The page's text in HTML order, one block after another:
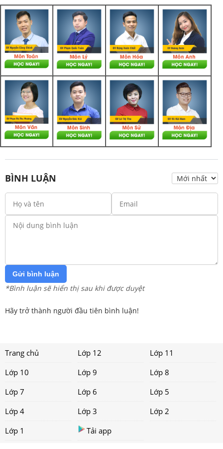
BÌNH LUẬN
Gửi bình luận
*Bình luận sẽ hiển thị sau khi được duyệt
Hãy trở thành người đầu tiên bình luận!
Trang chủ Lớp 12
Lớp 11
Lớp 10
Lớp 9
Lớp 8
Lớp 7
Lớp 6
Lớp 5
Lớp 4
Lớp 3
Lớp 2
Lớp 1
Tải app